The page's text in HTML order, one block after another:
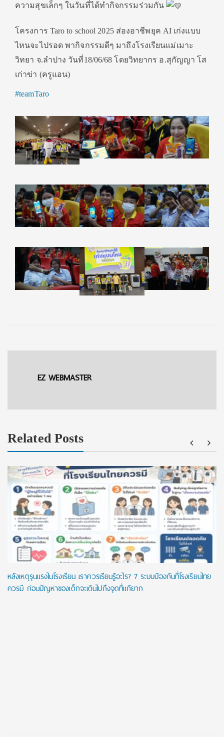
ความสุขเล็กๆ ในวันที่ได้ทำกิจกรรมร่วมกัน
โครงการ Taro to school 2025 ส่องอาชีพยุค AI เก่งแบบ
ไหนจะไปรอด พากิจกรรมดีๆ มาถึงโรงเรียนแม่เมาะ
วิทยา จ.ลำปาง วันที่18/06/68 โดยวิทยากร อ.สุกัญญา โส
เก่าข่า (ครูแอน)
#teamTaro
EZ WEBMASTER
Related Posts
หลังเหตุรุนแรงในโรงเรียน เราควรเรียนรู้อะไร? 7 ระบบป้องกันที่โรงเรียนไทย
ควรมี ก่อนปัญหาของเด็กจะเดินไปถึงจุดที่แก้ยาก